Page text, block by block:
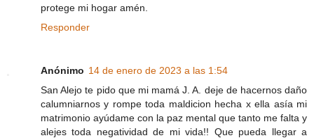
protege mi hogar amén.
Responder
Anónimo 14 de enero de 2023 a las 1:54
San Alejo te pido que mi mamá J. A. deje de hacernos daño
calumniarnos y rompe toda maldicion hecha x ella asía mi
matrimonio ayúdame con la paz mental que tanto me falta y
alejes toda negatividad de mi vida!! Que pueda llegar a